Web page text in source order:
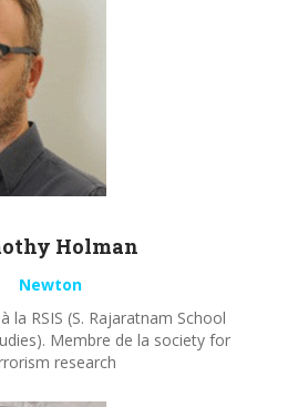
Holman
Newton
la RSIS (S. Rajaratnam School
Membre de la society for
research